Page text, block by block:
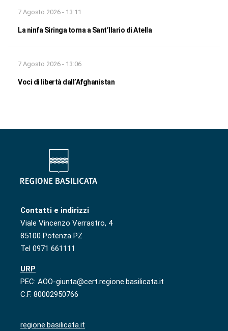
7 Agosto 2026 - 13:11
La ninfa Siringa torna a Sant’Ilario di Atella
7 Agosto 2026 - 13:06
Voci di libertà dall’Afghanistan
Contatti e indirizzi
Viale Vincenzo Verrastro, 4
85100 Potenza PZ
Tel 0971 661111
URP
PEC: AOO-giunta@cert.regione.basilicata.it
C.F. 80002950766
regione.basilicata.it